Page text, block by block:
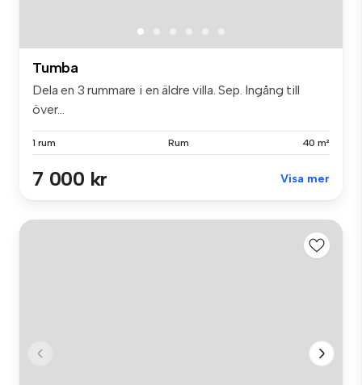
Tumba
Dela en 3 rummare i en äldre villa. Sep. Ingång till
över...
1 rum Rum 40 m²
7 000 kr Visa mer